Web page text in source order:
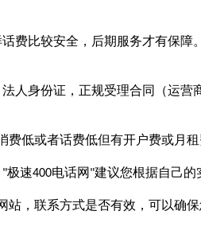
费比较安全，后期服务才有保障。
人身份证，正规受理合同（运
费低或者话费低但有开户费或月租
"极速400电话网 "建议您根据自己的
站，联系方式是否有效，可以确